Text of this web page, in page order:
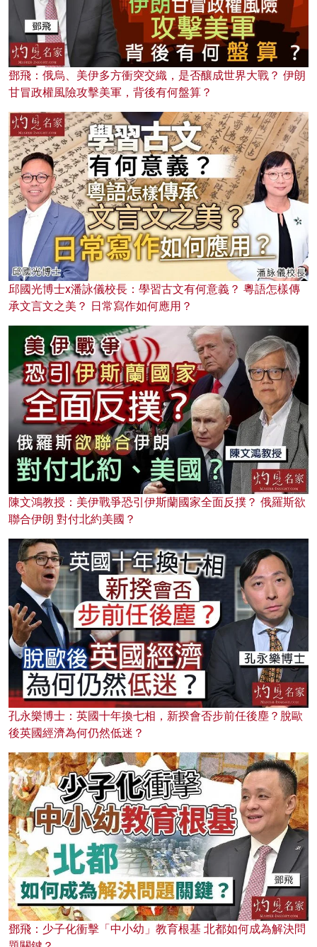
鄧飛：俄烏、美伊多方衝突交織，是否釀成世界大戰？ 伊朗
甘冒政權風險攻擊美軍，背後有何盤算？
邱國光博士x潘詠儀校長：學習古文有何意義？ 粵語怎樣傳
承文言文之美？ 日常寫作如何應用？
陳文鴻教授：美伊戰爭恐引伊斯蘭國家全面反撲？ 俄羅斯欲
聯合伊朗 對付北約美國？
孔永樂博士：英國十年換七相，新揆會否步前任後塵？脫歐
後英國經濟為何仍然低迷？
鄧飛：少子化衝擊「中小幼」教育根基 北都如何成為解決問